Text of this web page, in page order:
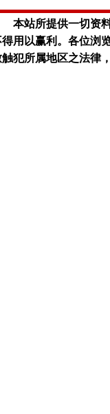
本站所提供一切资
用以赢利。 各位浏
犯所属地区之法律